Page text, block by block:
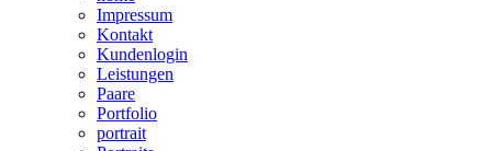
Impressum
Kontakt
Kundenlogin
Leistungen
Paare
Portfolio
portrait